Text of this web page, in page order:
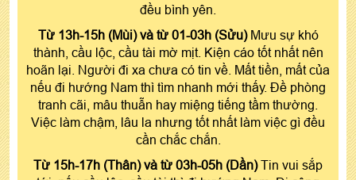
đều bình yên.
Từ 13h-15h (Mùi) và từ 01-03h (Sửu) Mưu sự khó
thành, cầu lộc, cầu tài mờ mịt. Kiện cáo tốt nhất nên
hoãn lại. Người đi xa chưa có tin về. Mất tiền, mất của
nếu đi hướng Nam thì tìm nhanh mới thấy. Đề phòng
tranh cãi, mâu thuẫn hay miệng tiếng tầm thường.
Việc làm chậm, lâu la nhưng tốt nhất làm việc gì đều
cần chắc chắn.
Từ 15h-17h (Thân) và từ 03h-05h (Dần) Tin vui sắp